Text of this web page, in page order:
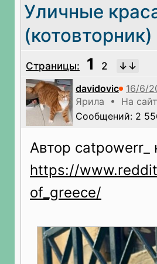
Уличные
(котовторник)
Страницы: 1
2
davidovic
Ярила • На
Сообщений: 2
Автор catpowerr_
https://
of_greece/